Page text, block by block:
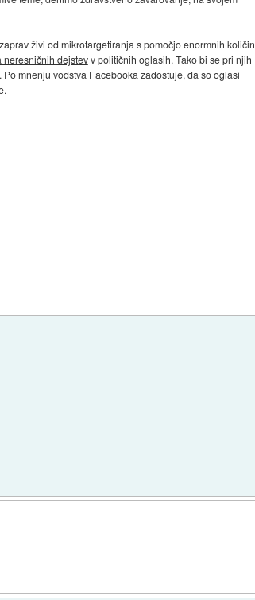
živi od mikrotargetiranja s pomočjo enormnih količin
dejstevv političnih oglasih. Tako bi se pri njih
mnenju vodstva Facebooka zadostuje, da so oglasi